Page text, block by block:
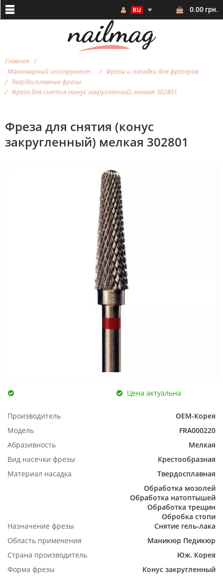
0.00 грн.
Главная
Маникюрный инструмент
Фрезы и насадки для фрезеров
Твердосплавные фрезы
Фреза для снятия (конус закругленный) мелкая 302801
Фреза для снятия (конус
закругленный) мелкая 302801
Цена актуальна
Производитель
ОЕМ-Корея
Модель
FRA000220
Абразивность
Мелкая
Вид насечки фрезы
Крестообразная
Материал насадка
Твердосплавная
Назначение фрезы
Обработка мозолей
Обработка натоптышей
Обработка трещин
Обробка стопи
Снятие гель-лака
Область применения
Маникюр Педикюр
Страна производитель
Юж. Корея
Форма фрезы
Конус закругленный